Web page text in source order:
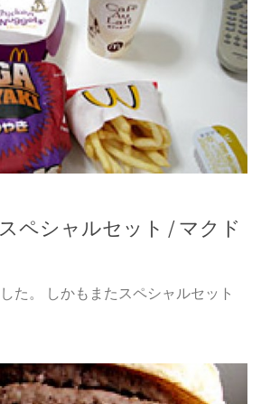
ペシャルセット / マクド
た。 しかもまたスペシャルセット